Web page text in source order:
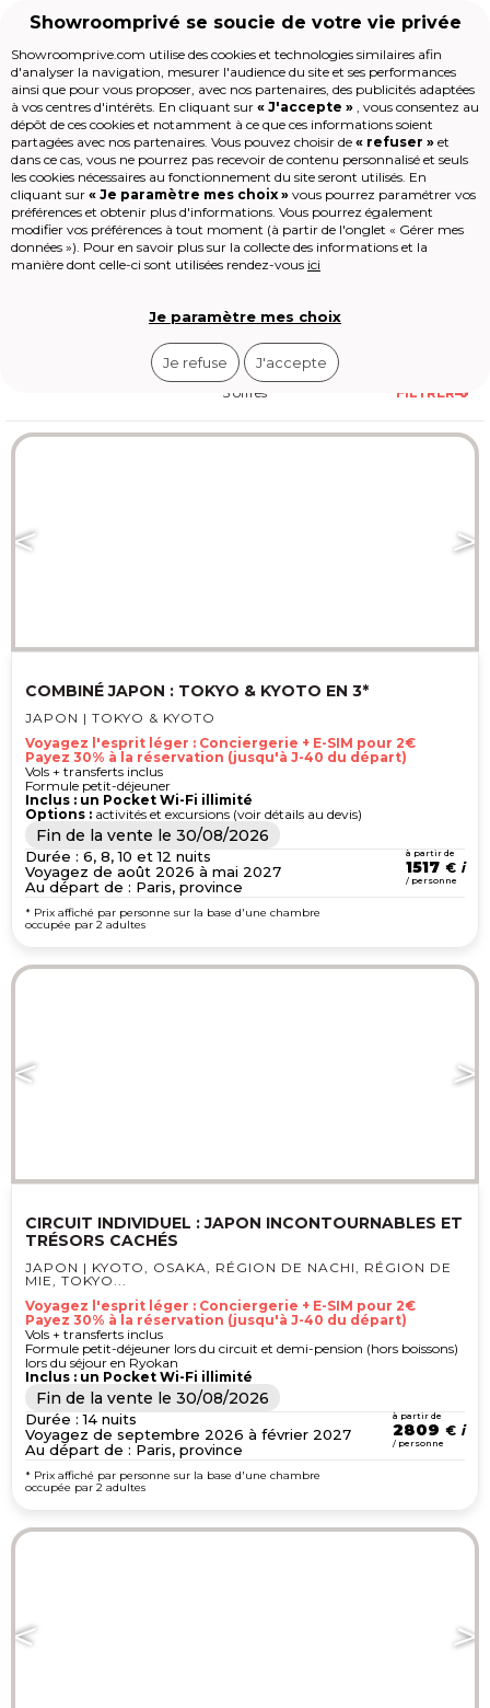
Accueil
Les jours de la Maison
Mode
Voyages
Enfant
Beauté
Sport
Voyages Séjour Séjour Asie Séjour Japon
Voyage Japon
Le Japon affiche un taux
d’ensoleillement de300 jours par an
dans certaines régions. Les séjours
débutent à partir de 2100 € pour deux
semaines, incluant temples millénaires,
forêts de bambous et cuisine raffinée.
les meilleures conditions climatiques.
Voir plus
5 offres FILTRER
COMBINÉ JAPON : TOKYO & KYOTO EN 3*
JAPON | TOKYO & KYOTO
Voyagez l'esprit léger : Conciergerie + E-SIM pour 2€
Payez 30% à la réservation (jusqu'à J-40 du départ)
Vols + transferts inclus
Formule petit-déjeuner
Inclus : un Pocket Wi-Fi illimité
Options : activités et excursions (voir détails au devis)
Fin de la vente le 30/08/2026
Durée : 6, 8, 10 et 12 nuits
Voyagez de août 2026 à mai 2027
Au départ de : Paris, province
à partir de
1517 €
/ personne
* Prix affiché par personne sur la base d'une chambre
occupée par 2 adultes
CIRCUIT INDIVIDUEL : JAPON INCONTOURNABLES ET
TRÉSORS CACHÉS
JAPON | KYOTO, OSAKA, RÉGION DE NACHI, RÉGION DE
MIE, TOKYO...
Voyagez l'esprit léger : Conciergerie + E-SIM pour 2€
Payez 30% à la réservation (jusqu'à J-40 du départ)
Vols + transferts inclus
Formule petit-déjeuner lors du circuit et demi-pension (hors boissons)
lors du séjour en Ryokan
Inclus : un Pocket Wi-Fi illimité
Fin de la vente le 30/08/2026
Durée : 14 nuits
Voyagez de septembre 2026 à février 2027
Au départ de : Paris, province
à partir de
2809 €
/ personne
* Prix affiché par personne sur la base d'une chambre
occupée par 2 adultes
Showroomprivé se soucie de votre vie privée
Showroomprive.com utilise des cookies et technologies similaires afin
d'analyser la navigation, mesurer l'audience du site et ses performances
ainsi que pour vous proposer, avec nos partenaires, des publicités adaptées
à vos centres d'intérêts. En cliquant sur « J'accepte » , vous consentez au
dépôt de ces cookies et notamment à ce que ces informations soient
partagées avec nos partenaires. Vous pouvez choisir de « refuser » et
dans ce cas, vous ne pourrez pas recevoir de contenu personnalisé et seuls
les cookies nécessaires au fonctionnement du site seront utilisés. En
cliquant sur « Je paramètre mes choix » vous pourrez paramétrer vos
préférences et obtenir plus d'informations. Vous pourrez également
modifier vos préférences à tout moment (à partir de l'onglet « Gérer mes
données »). Pour en savoir plus sur la collecte des informations et la
manière dont celle-ci sont utilisées rendez-vous ici
Je paramètre mes choix
Je refuse J'accepte